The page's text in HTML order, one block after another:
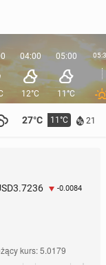
27°C 11°C 21
04:00
12°C
05:00
11°C
3.7236 -0.0084